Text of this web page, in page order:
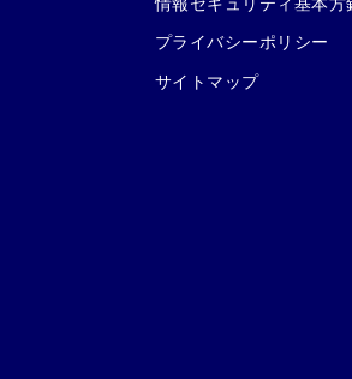
プライバシーポリシー
サイトマップ